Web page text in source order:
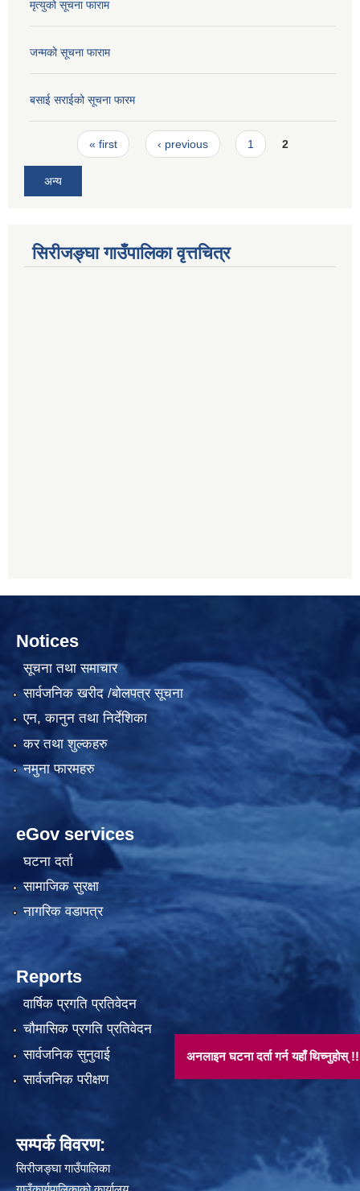
मृत्युको सूचना फाराम
जन्मको सूचना फाराम
बसाई सराईको सूचना फारम
Pages« first ‹ previous 1 2
अन्य
सिरीजङ्घा गाउँपालिका वृत्तचित्र
अनलाइन घटना दर्ता गर्न यहाँ थिच्नुहोस् !!
Notices
सूचना तथा समाचार
सार्वजनिक खरीद /बोलपत्र सूचना
एन, कानुन तथा निर्देशिका
कर तथा शुल्कहरु
नमुना फारमहरु
eGov services
घटना दर्ता
सामाजिक सुरक्षा
नागरिक वडापत्र
Reports
वार्षिक प्रगति प्रतिवेदन
चौमासिक प्रगति प्रतिवेदन
सार्वजनिक सुनुवाई
सार्वजनिक परीक्षण
सम्पर्क विवरण:
सिरीजङ्घा गाउँपालिका